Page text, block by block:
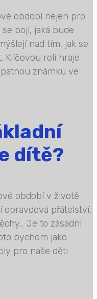
období nejen pro
bojí, jaká bude
nad tím, jak se
Klíčovou roli hraje
známku ve
dítě?
období v životě
opravdová přátelství,
Je to zásadní
bychom jako
pro naše děti